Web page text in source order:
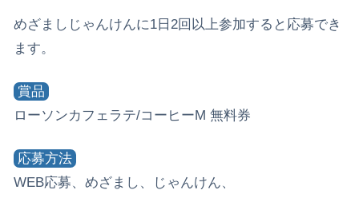
めざましじゃんけんに1日2回以上参加すると応募でき
ます。
賞品
ローソンカフェラテ/コーヒーM 無料券
応募方法
WEB応募、めざまし、じゃんけん、